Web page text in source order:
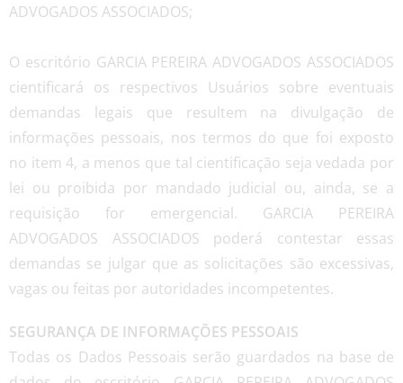
ADVOGADOS ASSOCIADOS;
O escritório GARCIA PEREIRA ADVOGADOS ASSOCIADOS
cientificará os respectivos Usuários sobre eventuais
demandas legais que resultem na divulgação de
informações pessoais, nos termos do que foi exposto
no item 4, a menos que tal cientificação seja vedada por
lei ou proibida por mandado judicial ou, ainda, se a
requisição for emergencial. GARCIA PEREIRA
ADVOGADOS ASSOCIADOS poderá contestar essas
demandas se julgar que as solicitações são excessivas,
vagas ou feitas por autoridades incompetentes.
SEGURANÇA DE INFORMAÇÕES PESSOAIS
Todas os Dados Pessoais serão guardados na base de